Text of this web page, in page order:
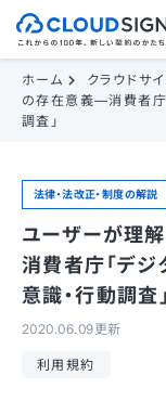
ホーム クラウドサ
の存在意義—消費者庁
調査」
法律・法改正・制度の解説
ユーザーが理
消費者庁「デジ
意識・行動調査」
2020.06.09更新
利用規約